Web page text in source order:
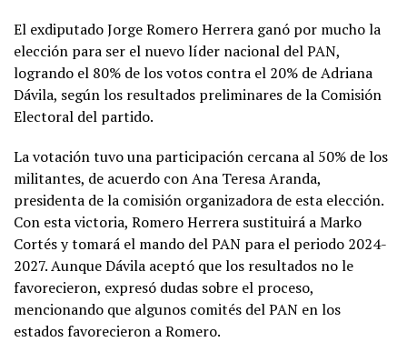
El exdiputado Jorge Romero Herrera ganó por mucho la
elección para ser el nuevo líder nacional del PAN,
logrando el 80% de los votos contra el 20% de Adriana
Dávila, según los resultados preliminares de la Comisión
Electoral del partido.
La votación tuvo una participación cercana al 50% de los
militantes, de acuerdo con Ana Teresa Aranda,
presidenta de la comisión organizadora de esta elección.
Con esta victoria, Romero Herrera sustituirá a Marko
Cortés y tomará el mando del PAN para el periodo 2024-
2027. Aunque Dávila aceptó que los resultados no le
favorecieron, expresó dudas sobre el proceso,
mencionando que algunos comités del PAN en los
estados favorecieron a Romero.